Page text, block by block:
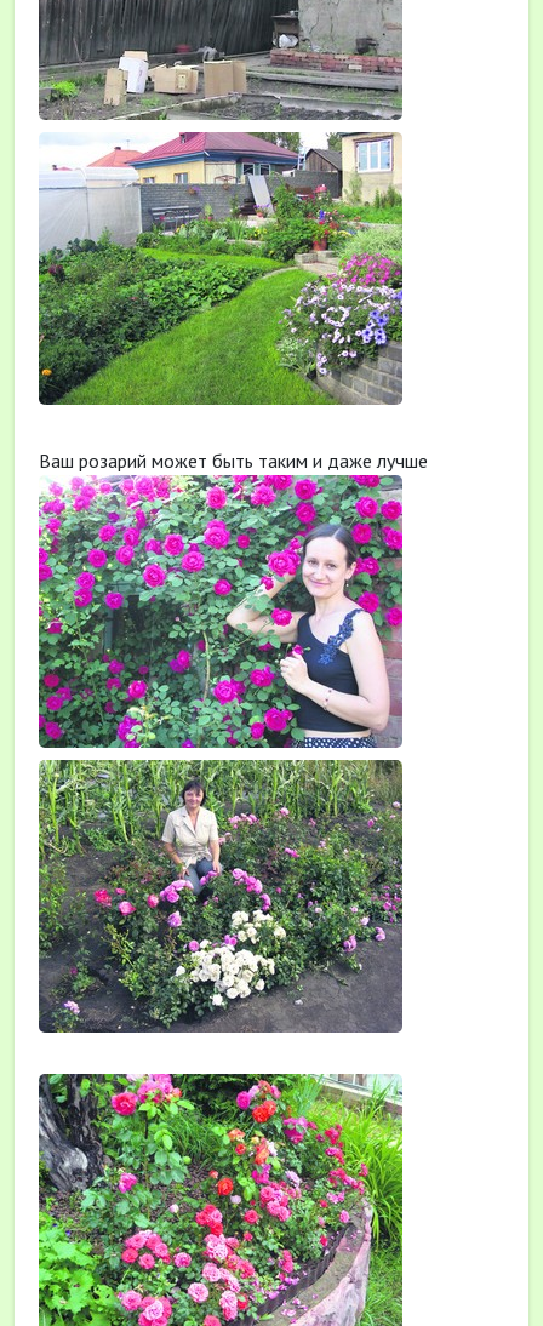
Ваш розарий может быть таким и даже лучше